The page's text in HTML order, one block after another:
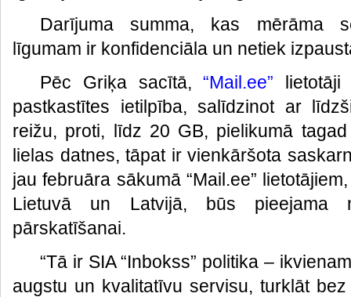
Darījuma summa, kas mērāma
līgumam ir konfidenciāla un netiek
Pēc Griķa sacītā,“Mail.ee” lietotāji
pastkastītes ietilpība, salīdzinot ar
reižu, proti, līdz 20 GB, pielikumā
lielas datnes, tāpat ir vienkāršota
jau februāra sākumā “Mail.ee”
Lietuvā un Latvijā, būs pieejama
pārskatīšanai.
“Tā ir SIA “Inbokss” politika –
augstu un kvalitatīvu servisu, turklāt